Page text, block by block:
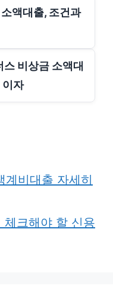
액대출, 조건과
비상금 소액대
이자
계비대출 자세히
체크해야 할 신용